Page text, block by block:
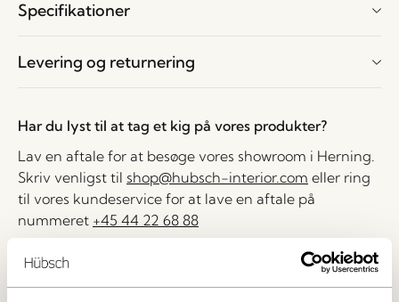
Specifikationer
Levering og returnering
Har du lyst til at tag et kig på vores produkter?
Lav en aftale for at besøge vores showroom i Herning.
Skriv venligst til shop@hubsch-interior.com eller ring
til vores kundeservice for at lave en aftale på
nummeret +45 44 22 68 88
Levering indenfor 1-4 hverdage